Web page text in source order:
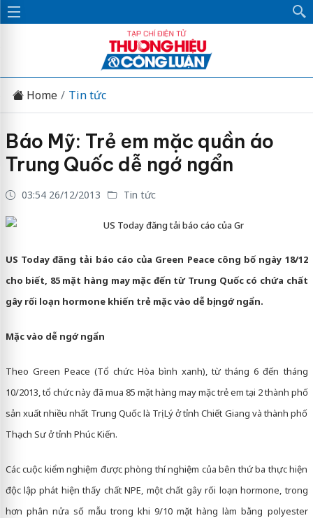
Home Tin tức
Báo Mỹ: Trẻ em mặc quần áo
Trung Quốc dễ ngớ ngẩn
03:54 26/12/2013 Tin tức
US Today đăng tải báo cáo của Gr
US Today đăng tải báo cáo của Green Peace công bố ngày 18/12
cho biết, 85 mặt hàng may mặc đến từ Trung Quốc có chứa chất
gây rối loạn hormone khiến trẻ mặc vào dễ bị ngớ ngẩn.
Mặc vào dễ ngớ ngẩn
Theo Green Peace (Tổ chức Hòa bình xanh), từ tháng 6 đến tháng
10/2013, tổ chức này đã mua 85 mặt hàng may mặc trẻ em tại 2 thành phố
sản xuất nhiều nhất Trung Quốc là Trị Lý ở tỉnh Chiết Giang và thành phố
Thạch Sư ở tỉnh Phúc Kiến.
Các cuộc kiểm nghiệm được phòng thí nghiệm của bên thứ ba thực hiện
độc lập phát hiện thấy chất NPE, một chất gây rối loạn hormone, trong
hơn phân nửa số mẫu trong khi 9/10 mặt hàng làm bằng polyester